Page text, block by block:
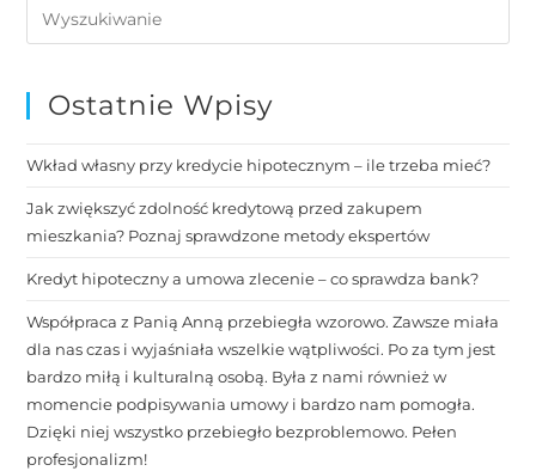
Ostatnie Wpisy
Wkład własny przy kredycie hipotecznym – ile trzeba mieć?
Jak zwiększyć zdolność kredytową przed zakupem
mieszkania? Poznaj sprawdzone metody ekspertów
Kredyt hipoteczny a umowa zlecenie – co sprawdza bank?
Współpraca z Panią Anną przebiegła wzorowo. Zawsze miała
dla nas czas i wyjaśniała wszelkie wątpliwości. Po za tym jest
bardzo miłą i kulturalną osobą. Była z nami również w
momencie podpisywania umowy i bardzo nam pomogła.
Dzięki niej wszystko przebiegło bezproblemowo. Pełen
profesjonalizm!